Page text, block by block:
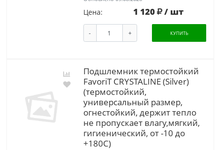
Цена: 1 120 / шт
- + КУПИТЬ
Подшлемник термостойкий
FavoriT CRYSTALINE (Silver)
(термостойкий,
универсальный размер,
огнестойкий, держит тепло
не пропускает влагу,мягкий,
гигиенический, от -10 до
+180С)